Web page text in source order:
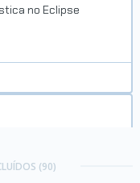
no Eclipse
(90)